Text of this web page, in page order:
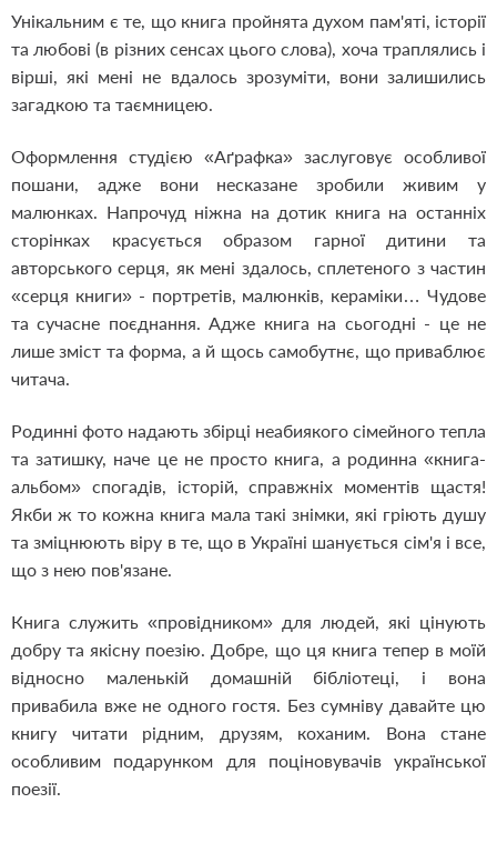
Унікальним є те, що книга пройнята духом пам'яті, історії
та любові (в різних сенсах цього слова), хоча траплялись і
вірші, які мені не вдалось зрозуміти, вони залишились
загадкою та таємницею.
Оформлення студією «Аґрафка» заслуговує особливої
пошани, адже вони несказане зробили живим у
малюнках. Напрочуд ніжна на дотик книга на останніх
сторінках красується образом гарної дитини та
авторського серця, як мені здалось, сплетеного з частин
«серця книги» - портретів, малюнків, кераміки… Чудове
та сучасне поєднання. Адже книга на сьогодні - це не
лише зміст та форма, а й щось самобутнє, що приваблює
читача.
Родинні фото надають збірці неабиякого сімейного тепла
та затишку, наче це не просто книга, а родинна «книга-
альбом» спогадів, історій, справжніх моментів щастя!
Якби ж то кожна книга мала такі знімки, які гріють душу
та зміцнюють віру в те, що в Україні шанується сім'я і все,
що з нею пов'язане.
Книга служить «провідником» для людей, які цінують
добру та якісну поезію. Добре, що ця книга тепер в моїй
відносно маленькій домашній бібліотеці, і вона
привабила вже не одного гостя. Без сумніву давайте цю
книгу читати рідним, друзям, коханим. Вона стане
особливим подарунком для поціновувачів української
поезії.